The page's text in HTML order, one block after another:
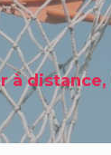
à distance,